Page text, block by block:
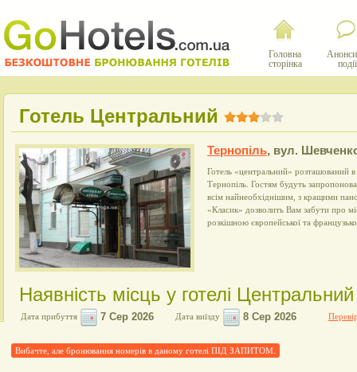
Головна
сторінка
події
Готель Центральний
Тернопіль, вул.
Готель «центральний» розташований
Тернопіль. Гостям будуть
всім найнеобхіднішим, з кращими
«Класик» дозволить Вам забути про
розкішною європейської та
Наявність місць у готелі Центральний
Дата прибуття Дата виїзду
Вибачте, але бронювання номерів в даному готелі ПІД ЗАПИТОМ.